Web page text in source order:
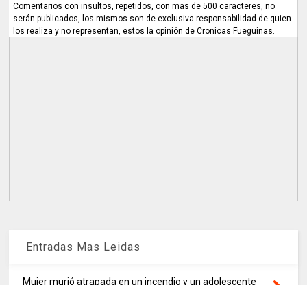
Comentarios con insultos, repetidos, con mas de 500 caracteres, no
serán publicados, los mismos son de exclusiva responsabilidad de quien
los realiza y no representan, estos la opinión de Cronicas Fueguinas.
Entradas Mas Leidas
Mujer murió atrapada en un incendio y un adolescente